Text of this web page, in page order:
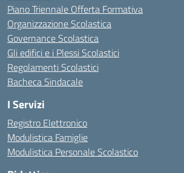
Piano Triennale Offerta Formativa
Organizzazione Scolastica
Governance Scolastica
Gli edifici e i Plessi Scolastici
Regolamenti Scolastici
Bacheca Sindacale
I Servizi
Registro Elettronico
Modulistica Famiglie
Modulistica Personale Scolastico